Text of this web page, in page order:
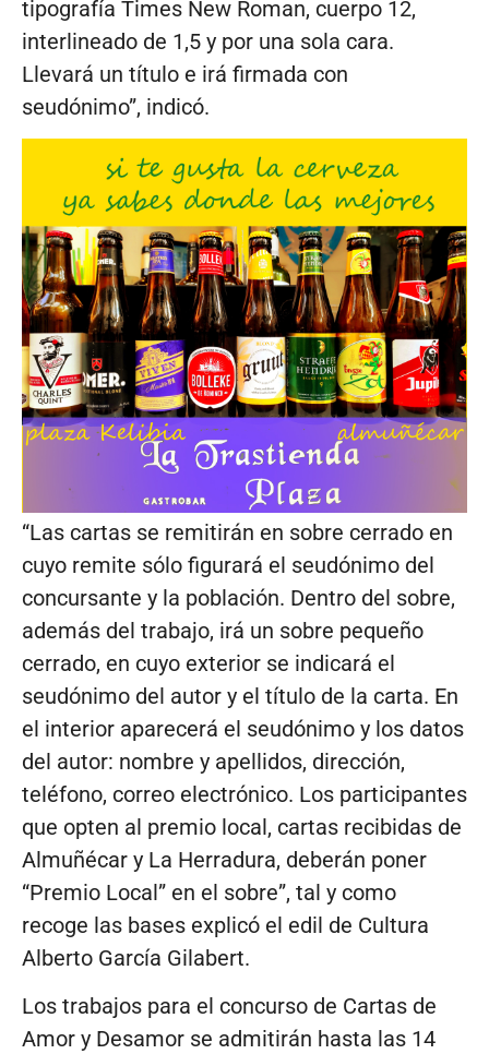
tipografía Times New Roman, cuerpo 12,
interlineado de 1,5 y por una sola cara.
Llevará un título e irá firmada con
seudónimo”, indicó.
“Las cartas se remitirán en sobre cerrado en
cuyo remite sólo figurará el seudónimo del
concursante y la población. Dentro del sobre,
además del trabajo, irá un sobre pequeño
cerrado, en cuyo exterior se indicará el
seudónimo del autor y el título de la carta. En
el interior aparecerá el seudónimo y los datos
del autor: nombre y apellidos, dirección,
teléfono, correo electrónico. Los participantes
que opten al premio local, cartas recibidas de
Almuñécar y La Herradura, deberán poner
“Premio Local” en el sobre”, tal y como
recoge las bases explicó el edil de Cultura
Alberto García Gilabert.
Los trabajos para el concurso de Cartas de
Amor y Desamor se admitirán hasta las 14